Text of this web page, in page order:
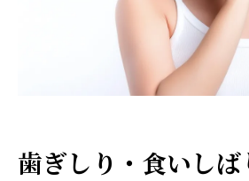
歯ぎしり・食いしば